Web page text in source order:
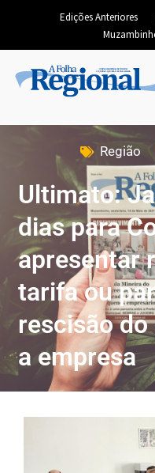
Edições Anteriores
Região
Ultimato:
dias para
apresentar
tarifa ou
rescisão
a empresa